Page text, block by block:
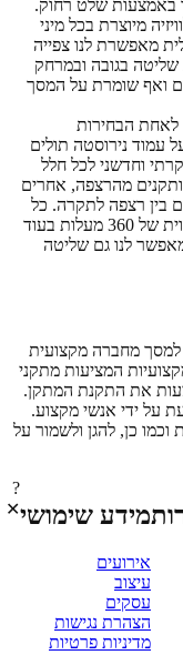
באמצעות שלט רחוק.
מיוצרת בכל מיני
מאפשרת לנו צפייה
שליטה בגובה ובמרחק
ואף שומרת על המסך
לאחת הבחירות
עמוד נירוסטה תולים
וחדשני לכל חלל
מהרצפה, אחרים
בין רצפה לתקרה. כל
העמודים מאפשרים למסך להסתובב בזווית של 360 מעלות בעוד
לנו גם שליטה
מחברה מקצועית
המציעות מתקני
את התקנת המתקן.
על ידי אנשי מקצוע.
כן, להגן ולשמור על
מידע שימושי
אירועים
עיצוב
עסקים
הצהרת נגישות
מדיניות פרטיות
?
✕